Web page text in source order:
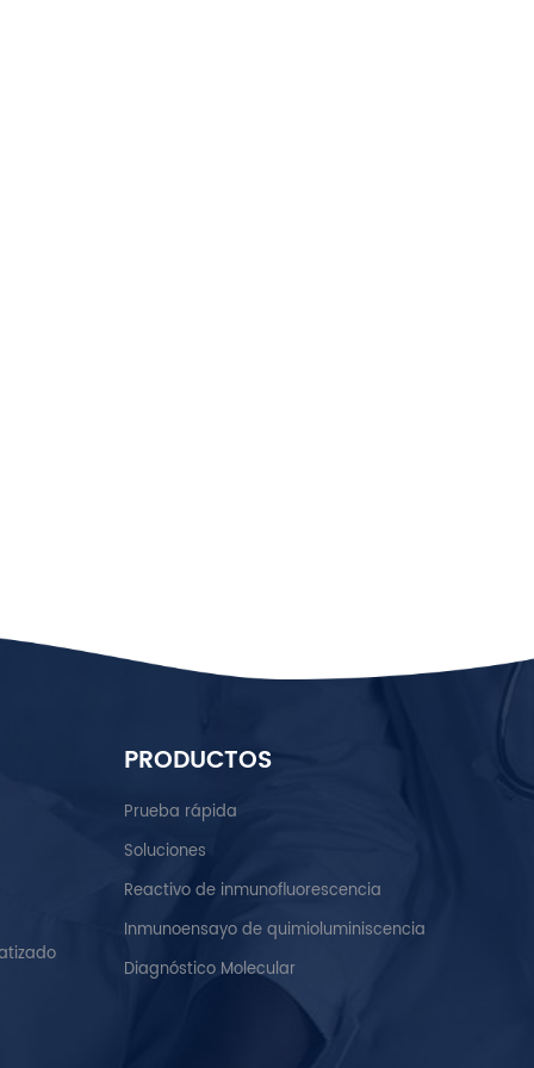
PRODUCTOS
Prueba rápida
Soluciones
Reactivo de inmunofluorescencia
Inmunoensayo de quimioluminiscencia
Diagnóstico Molecular